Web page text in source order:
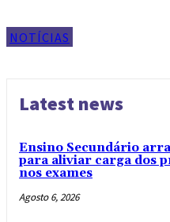
NOTÍCIAS
Latest news
Ensino Secundário
para aliviar carga dos
nos exames
Agosto 6, 2026